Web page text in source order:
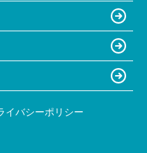
イバシーポリシー